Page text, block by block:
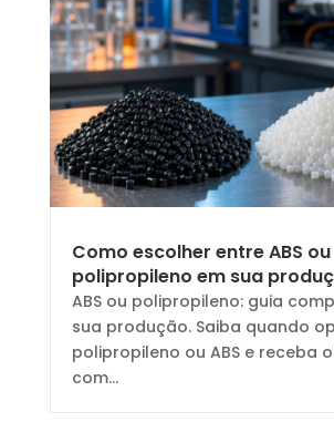
Como escolher entre ABS ou
polipropileno em sua
ABS ou polipropileno: guia
sua produção. Saiba quando
polipropileno ou ABS e receba
com...